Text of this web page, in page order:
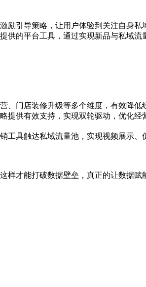
励引导策略，让用户体验到关注自身私
供的平台工具，通过实现新品与私域流
门店装修升级等多个维度，有效降
提供有效支持，实现双轮驱动，优化经
工具触达私域流量池，实现视频展示
才能打破数据壁垒，真正的让数据